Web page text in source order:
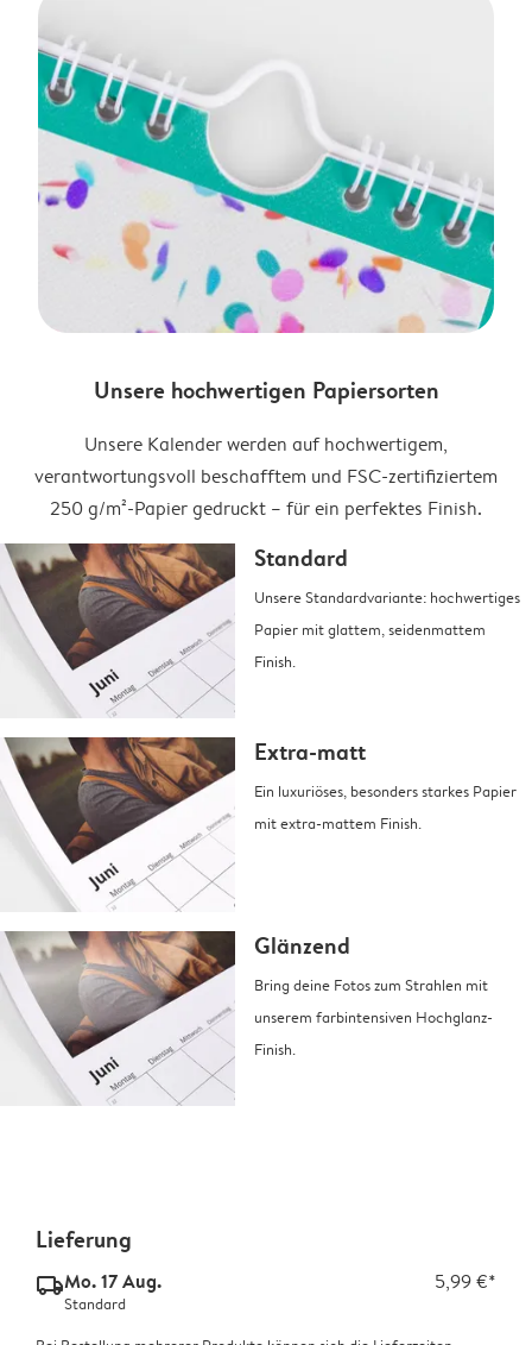
Unsere hochwertigen Papiersorten
Unsere Kalender werden auf hochwertigem,
verantwortungsvoll beschafftem und FSC-zertifiziertem
250 g/m²-Papier gedruckt – für ein perfektes Finish.
Standard
Unsere Standardvariante: hochwertiges
Papier mit glattem, seidenmattem
Finish.
Extra-matt
Ein luxuriöses, besonders starkes Papier
mit extra-mattem Finish.
Glänzend
Bring deine Fotos zum Strahlen mit
unserem farbintensiven Hochglanz-
Finish.
Lieferung
delivery_standard_v2Mo. 17 Aug. 5,99 €*
Standard